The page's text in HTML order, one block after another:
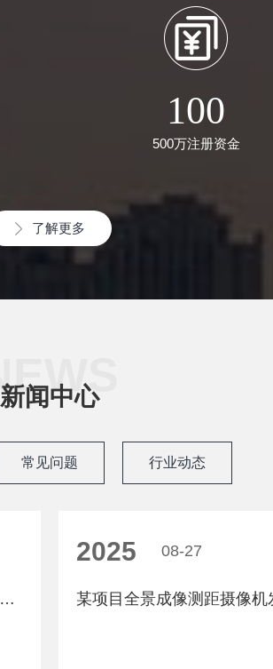
100
500万注册资金
了解更多
NEWS
新闻中心
常见问题 行业动态
全景成像测距摄像机成功应用到安徽某市某房建项目中
2025 08-27